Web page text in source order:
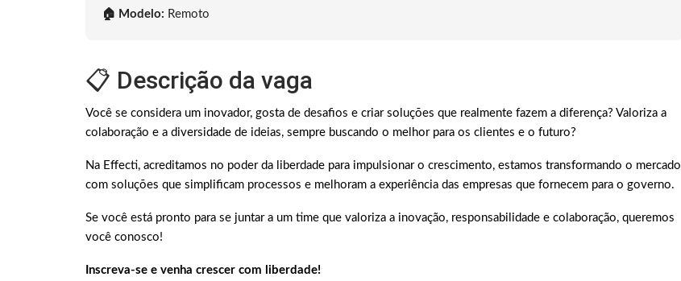
🏠 Modelo: Remoto
📋 Descrição da vaga
Você se considera um inovador, gosta de desafios e criar soluções que realmente fazem a diferença? Valoriza a
colaboração e a diversidade de ideias, sempre buscando o melhor para os clientes e o futuro?
Na Effecti, acreditamos no poder da liberdade para impulsionar o crescimento, estamos transformando o mercado
com soluções que simplificam processos e melhoram a experiência das empresas que fornecem para o governo.
Se você está pronto para se juntar a um time que valoriza a inovação, responsabilidade e colaboração, queremos
você conosco!
Inscreva-se e venha crescer com liberdade!